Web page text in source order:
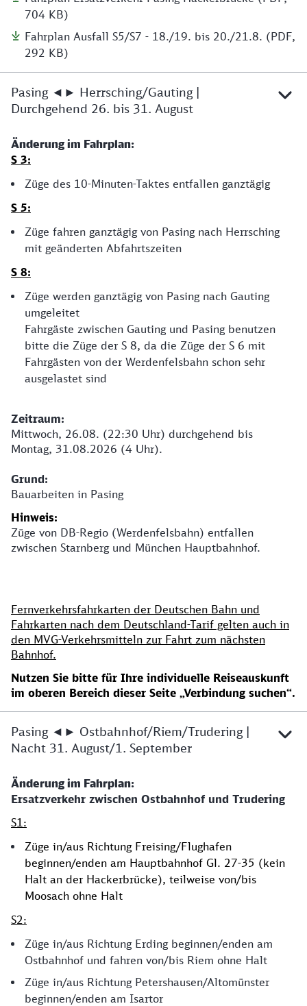
704 KB)
Fahrplan Ausfall S5/S7 - 18./19. bis 20./21.8. (PDF,
292 KB)
Pasing ◄► Herrsching/Gauting |
Durchgehend 26. bis 31. August
Änderung im Fahrplan:
S 3:
Züge des 10-Minuten-Taktes entfallen ganztägig
S 5:
Züge fahren ganztägig von Pasing nach Herrsching
mit geänderten Abfahrtszeiten
S 8:
Züge werden ganztägig von Pasing nach Gauting
umgeleitet
Fahrgäste zwischen Gauting und Pasing benutzen
bitte die Züge der S 8, da die Züge der S 6 mit
Fahrgästen von der Werdenfelsbahn schon sehr
ausgelastet sind
​​​​​​​Zeitraum:
Mittwoch, 26.08. (22:30 Uhr) durchgehend bis
Montag, 31.08.2026 (4 Uhr).
Grund:
Bauarbeiten in Pasing
Hinweis:
Züge von DB-Regio (Werdenfelsbahn) entfallen
zwischen Starnberg und München Hauptbahnhof.
Fernverkehrsfahrkarten der Deutschen Bahn und
Fahrkarten nach dem Deutschland-Tarif gelten auch in
den MVG-Verkehrsmitteln zur Fahrt zum nächsten
Bahnhof.
Nutzen Sie bitte für Ihre individuelle Reiseauskunft
im oberen Bereich dieser Seite „Verbindung suchen“.
Pasing ◄► Ostbahnhof/Riem/Trudering |
Nacht 31. August/1. September
Änderung im Fahrplan:
Ersatzverkehr zwischen Ostbahnhof und Trudering
S1:
Züge in/aus Richtung Freising/Flughafen
beginnen/enden am Hauptbahnhof Gl. 27-35 (kein
Halt an der Hackerbrücke), teilweise von/bis
Moosach ohne Halt
S2:
Züge in/aus Richtung Erding beginnen/enden am
Ostbahnhof und fahren von/bis Riem ohne Halt
Züge in/aus Richtung Petershausen/Altomünster
beginnen/enden am Isartor